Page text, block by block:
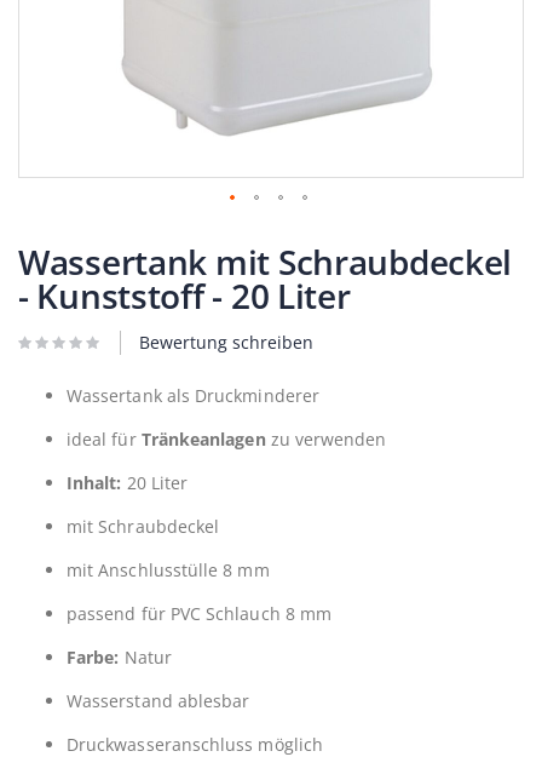
Anfang
der
Bildergalerie
springen
Wassertank mit Schraubdeckel
- Kunststoff - 20 Liter
Bewertung schreiben
Wassertank als Druckminderer
ideal für Tränkeanlagen zu verwenden
Inhalt: 20 Liter
mit Schraubdeckel
mit Anschlusstülle 8 mm
passend für PVC Schlauch 8 mm
Farbe: Natur
Wasserstand ablesbar
Druckwasseranschluss möglich